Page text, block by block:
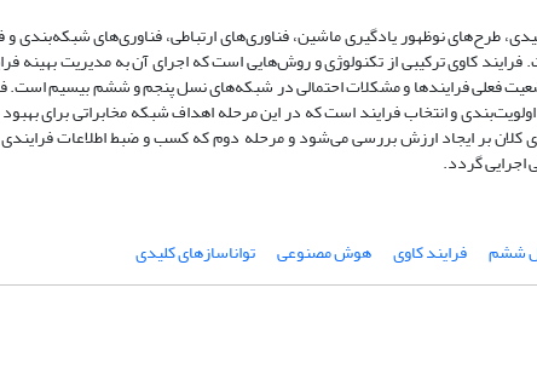
طرح‌های نوظهور یادگیری ماشین، فناوری‌های ارتباطی، فناوری‌های شبکه‌بندی و
فرایند کاوی ترکیبی از تکنولوژی و روش‌هایی است که اجرای آن به مدیریت بهینه
فعلی فرایندها و مشکلات احتمالی در شبکه‌های نسل پنجم و ششم بیسیم است.
و انتخاب فرایند است که در این مرحله اهداف شبکه مخابراتی برای
کلان بر ایجاد ارزش بررسی می‌شود و مرحله دوم که کسب و ضبط اطلاعات
اجرایی گردد.
ششم فرایند کاوی هوش مصنوعی تواناسازهای کلیدی